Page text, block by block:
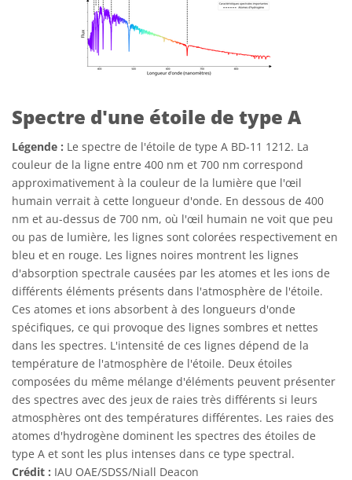
Spectre d'une étoile de type A
Légende : Le spectre de l'étoile de type A BD-11 1212. La
couleur de la ligne entre 400 nm et 700 nm correspond
approximativement à la couleur de la lumière que l'œil
humain verrait à cette longueur d'onde. En dessous de 400
nm et au-dessus de 700 nm, où l'œil humain ne voit que peu
ou pas de lumière, les lignes sont colorées respectivement en
bleu et en rouge. Les lignes noires montrent les lignes
d'absorption spectrale causées par les atomes et les ions de
différents éléments présents dans l'atmosphère de l'étoile.
Ces atomes et ions absorbent à des longueurs d'onde
spécifiques, ce qui provoque des lignes sombres et nettes
dans les spectres. L'intensité de ces lignes dépend de la
température de l'atmosphère de l'étoile. Deux étoiles
composées du même mélange d'éléments peuvent présenter
des spectres avec des jeux de raies très différents si leurs
atmosphères ont des températures différentes. Les raies des
atomes d'hydrogène dominent les spectres des étoiles de
type A et sont les plus intenses dans ce type spectral.
Crédit : IAU OAE/SDSS/Niall Deacon